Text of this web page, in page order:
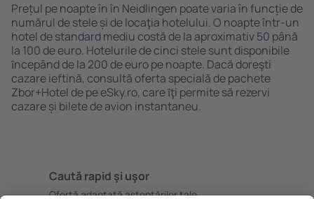
Prețul pe noapte în în Neidlingen poate varia în funcție de
numărul de stele și de locaţia hotelului. O noapte într-un
hotel de standard mediu costă de la aproximativ 50 până
la 100 de euro. Hotelurile de cinci stele sunt disponibile
ȋncepând de la 200 de euro pe noapte. Dacă doreşti
cazare ieftină, consultă oferta specială de pachete
Zbor+Hotel de pe eSky.ro, care ȋţi permite să rezervi
cazare și bilete de avion instantaneu.
Caută rapid şi uşor
Ofertă adaptată aşteptărilor tale.